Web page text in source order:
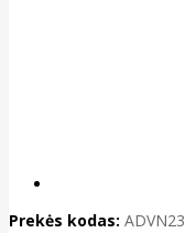
Prekės kodas: ADVN23